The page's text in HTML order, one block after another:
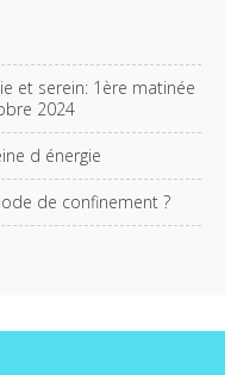
et serein: 1ère matinée
2024
d énergie
de confinement ?